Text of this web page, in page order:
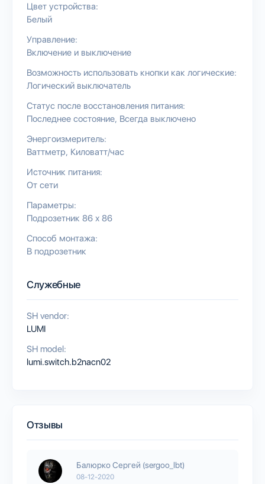
Цвет устройства:
Белый
Управление:
Включение и выключение
Возможность использовать кнопки как логические:
Логический выключатель
Статус после восстановления питания:
Последнее состояние Всегда выключено
Энергоизмеритель:
Ваттметр Киловатт/час
Источник питания:
От сети
Параметры:
Подрозетник 86 х 86
Способ монтажа:
В подрозетник
Служебные
SH vendor:
LUMI
SH model:
lumi.switch.b2nacn02
Отзывы
Балюрко Сергей (sergoo_lbt)
08-12-2020